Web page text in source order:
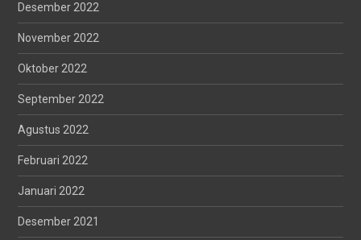
Desember 2022
November 2022
Oktober 2022
September 2022
Agustus 2022
Februari 2022
Januari 2022
Desember 2021